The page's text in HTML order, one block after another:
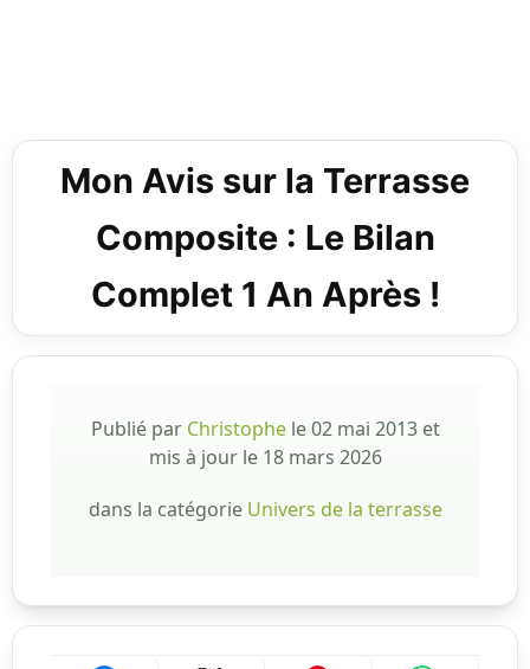
Mon Avis sur la Terrasse
Composite : Le Bilan
Complet 1 An Après !
Publié par Christophele02 mai 2013et
mis à jour le 18 mars 2026
dans la catégorie Univers de la terrasse